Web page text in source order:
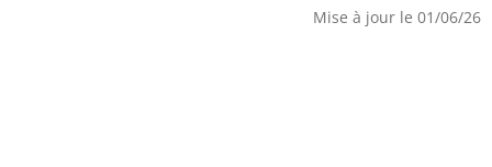
Mise à jour le 01/06/26